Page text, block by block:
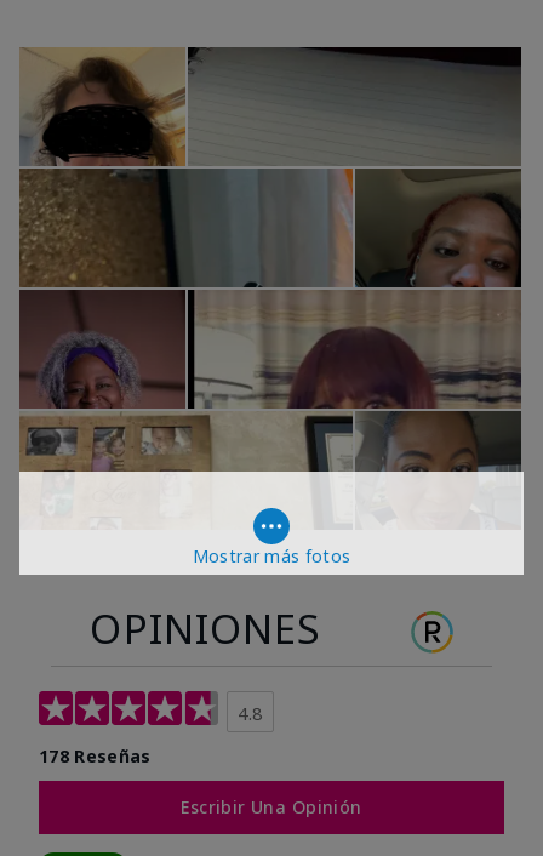
Mostrar más fotos
OPINIONES
4.8
178 Reseñas
Escribir Una Opinión